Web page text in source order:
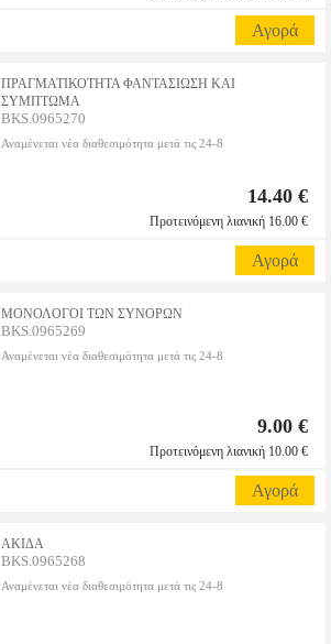
Αγορά
ΠΡΑΓΜΑΤΙΚΟΤΗΤΑ ΦΑΝΤΑΣΙΩΣΗ ΚΑΙ
ΣΥΜΠΤΩΜΑ
BKS.0965270
Αναμένεται νέα διαθεσιμότητα μετά τις 24-8
14.40 €
Προτεινόμενη λιανική 16.00 €
Αγορά
ΜΟΝΟΛΟΓΟΙ ΤΩΝ ΣΥΝΟΡΩΝ
BKS.0965269
Αναμένεται νέα διαθεσιμότητα μετά τις 24-8
9.00 €
Προτεινόμενη λιανική 10.00 €
Αγορά
ΑΚΙΔΑ
BKS.0965268
Αναμένεται νέα διαθεσιμότητα μετά τις 24-8